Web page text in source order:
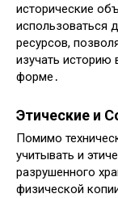
исторические
использоваться
ресурсов,
изучать историю
форме․
Этические и
Помимо
учитывать и
разрушенного
физической